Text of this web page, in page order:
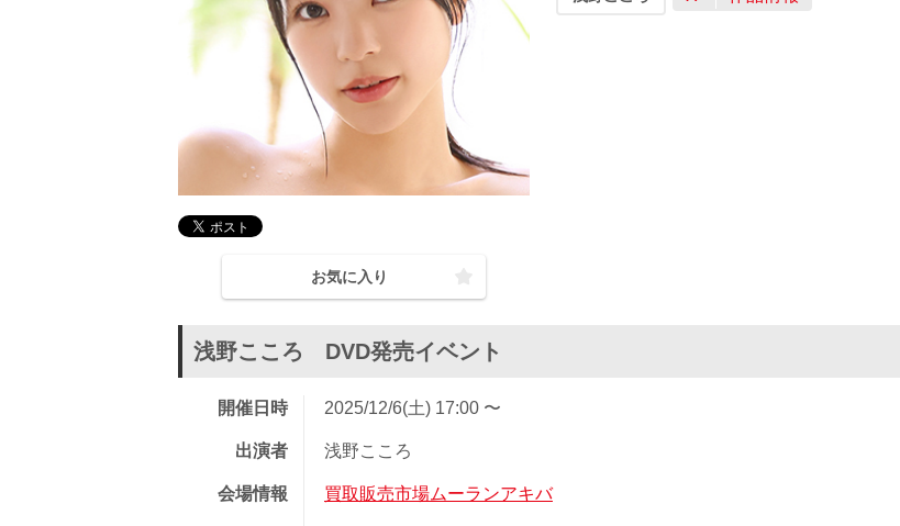
お気に入り
浅野こころ DVD発売イベント
開催日時 2025/12/6(土) 17:00 〜
出演者 浅野こころ
会場情報 買取販売市場ムーランアキバ